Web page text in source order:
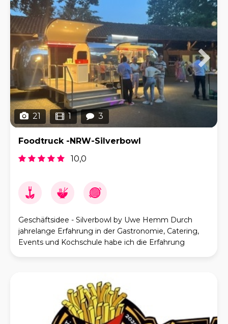
21 1 3
Foodtruck -NRW-Silverbowl
10,0
Geschäftsidee - Silverbowl by Uwe Hemm Durch
jahrelange Erfahrung in der Gastronomie, Catering,
Events und Kochschule habe ich die Erfahrung